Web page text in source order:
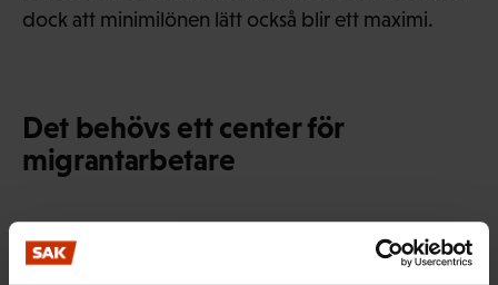
dock att minimilönen lätt också blir ett maximi.
Det behövs ett center för
migrantarbetare
Reformerna är inte bara Fifas och Qatars förtjänst.